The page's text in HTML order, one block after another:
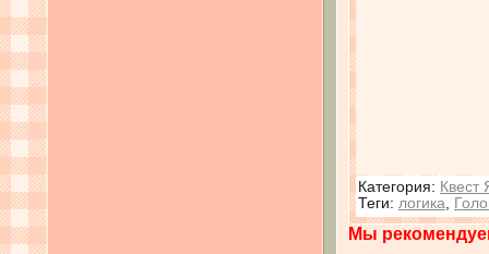
Категория: Квест
Теги: логика
Мы